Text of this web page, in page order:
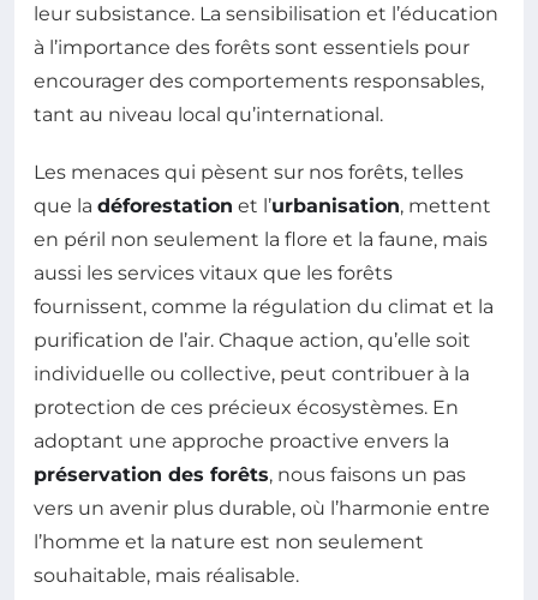
leur subsistance. La sensibilisation et l’éducation
à l’importance des forêts sont essentiels pour
encourager des comportements responsables,
tant au niveau local qu’international.
Les menaces qui pèsent sur nos forêts, telles
que la déforestation et l’urbanisation, mettent
en péril non seulement la flore et la faune, mais
aussi les services vitaux que les forêts
fournissent, comme la régulation du climat et la
purification de l’air. Chaque action, qu’elle soit
individuelle ou collective, peut contribuer à la
protection de ces précieux écosystèmes. En
adoptant une approche proactive envers la
préservation des forêts, nous faisons un pas
vers un avenir plus durable, où l’harmonie entre
l’homme et la nature est non seulement
souhaitable, mais réalisable.